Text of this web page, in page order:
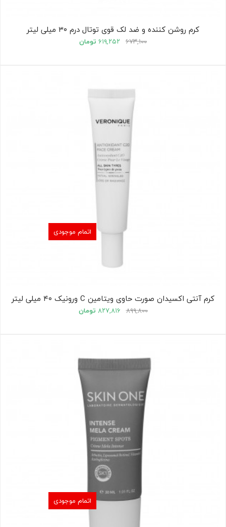
کرم روشن کننده و ضد لک قوی توتال درم ۳۰ میلی لیتر
۶۷۳,۱۰۰ ۶۱۹,۲۵۲ تومان
اتمام موجودی
کرم آنتی اکسیدان صورت حاوی ویتامین C ورونیک ۴۰ میلی لیتر
۸۹۹,۸۰۰ ۸۲۷,۸۱۶ تومان
اتمام موجودی